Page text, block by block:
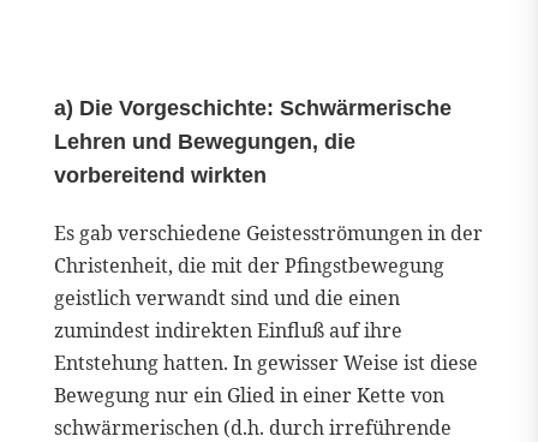
a) Die Vorgeschichte: Schwärmerische
Lehren und Bewegungen, die
vorbereitend wirkten
Es gab verschiedene Geistesströmungen in der
Christenheit, die mit der Pfingstbewegung
geistlich verwandt sind und die einen
zumindest indirekten Einfluß auf ihre
Entstehung hatten. In gewisser Weise ist diese
Bewegung nur ein Glied in einer Kette von
schwärmerischen (d.h. durch irreführende